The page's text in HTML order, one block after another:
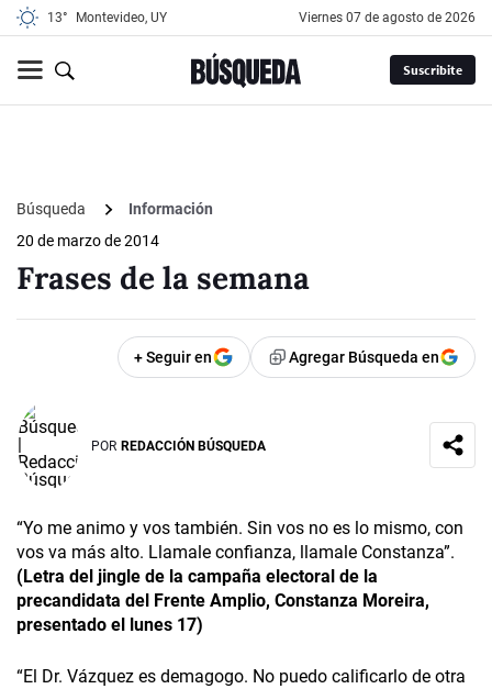
13° Montevideo, UY viernes 07 de agosto de 2026
Suscribite
Búsqueda
Información
20 de marzo de 2014
Frases de la semana
+ Seguir en Agregar Búsqueda en
POR REDACCIÓN BÚSQUEDA
“Yo me animo y vos también. Sin vos no es lo mismo, con
vos va más alto. Llamale confianza, llamale Constanza”.
(Letra del jingle de la campaña electoral de la
precandidata del Frente Amplio, Constanza Moreira,
presentado el lunes 17)
“El Dr. Vázquez es demagogo. No puedo calificarlo de otra